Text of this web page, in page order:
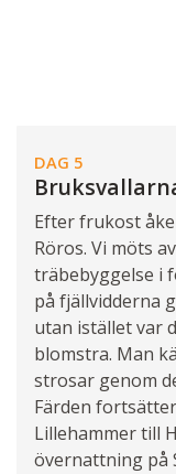
DAG 5
Efter frukost
Röros. Vi möts
träbebyggelse i
på fjällvidderna
utan istället var
blomstra. Man
strosar genom
Färden
Lillehammer till
övernattning på